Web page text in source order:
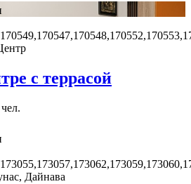
с террасой
Дайнава